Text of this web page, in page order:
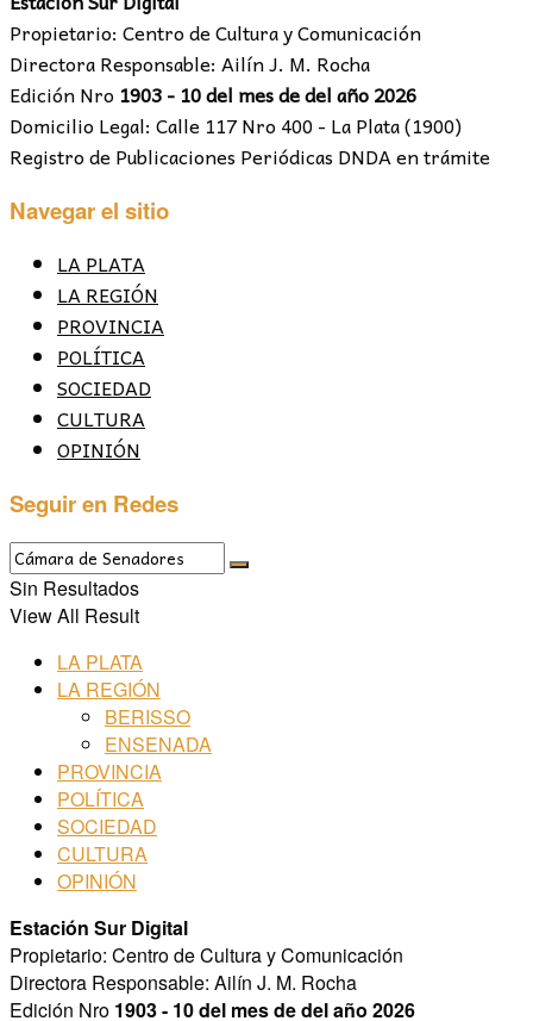
Propietario: Centro de Cultura y Comunicación
Directora Responsable: Ailín J. M. Rocha
Edición Nro 1903 - 10 del mes de del año 2026
Domicilio Legal: Calle 117 Nro 400 - La Plata (1900)
Registro de Publicaciones Periódicas DNDA en trámite
Navegar el sitio
LA PLATA
LA REGIÓN
PROVINCIA
POLÍTICA
SOCIEDAD
CULTURA
OPINIÓN
Seguir en Redes
Sin Resultados
View All Result
LA PLATA
LA REGIÓN
BERISSO
ENSENADA
PROVINCIA
POLÍTICA
SOCIEDAD
CULTURA
OPINIÓN
Estación Sur Digital
Propietario: Centro de Cultura y Comunicación
Directora Responsable: Ailín J. M. Rocha
Edición Nro 1903 - 10 del mes de del año 2026